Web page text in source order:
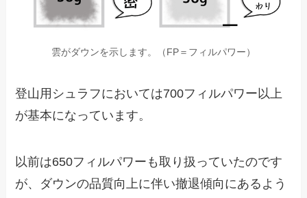
雲がダウンを示します。（FP＝フィルパワー）
登山用シュラフにおいては700フィルパワー以上
が基本になっています。
以前は650フィルパワーも取り扱っていたのです
が、ダウンの品質向上に伴い撤退傾向にあるよう